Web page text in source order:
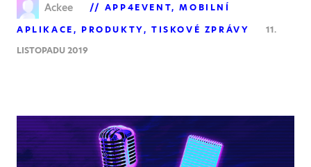
Ackee APP4EVENT
MOBILNÍ
APLIKACE
PRODUKTY TISKOVÉ ZPRÁVY
11.
LISTOPADU 2019